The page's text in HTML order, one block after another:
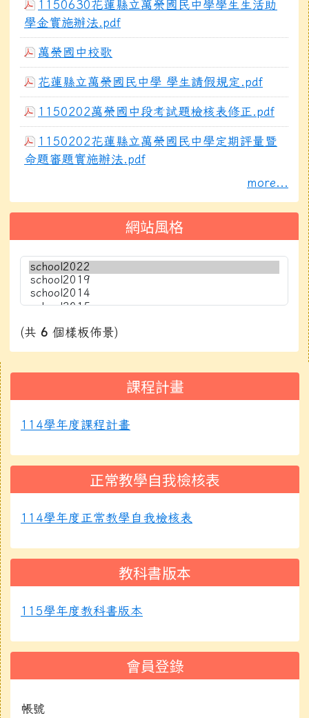
1150630花蓮縣立萬榮國民中學學生生活助
學金實施辦法.pdf
萬榮國中校歌
花蓮縣立萬榮國民中學 學生請假規定.pdf
1150202萬榮國中段考試題檢核表修正.pdf
1150202花蓮縣立萬榮國民中學定期評量暨
命題審題實施辦法.pdf
more...
網站風格
(共 6 個樣板佈景)
課程計畫
114學年度課程計畫
正常教學自我檢核表
114學年度正常教學自我檢核表
教科書版本
115學年度教科書版本
會員登錄
帳號